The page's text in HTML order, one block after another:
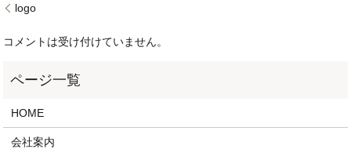
logo
コメントは受け付けていません。
HOME
会社案内